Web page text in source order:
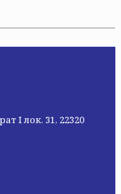
I лок. 31, 22320